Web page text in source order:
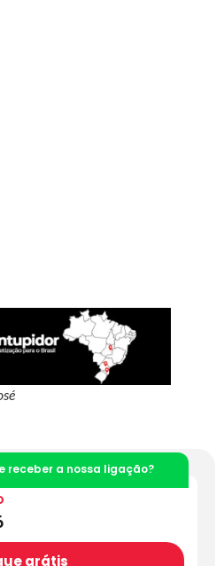
conosco através do
grátis
receber a nossa ligação?